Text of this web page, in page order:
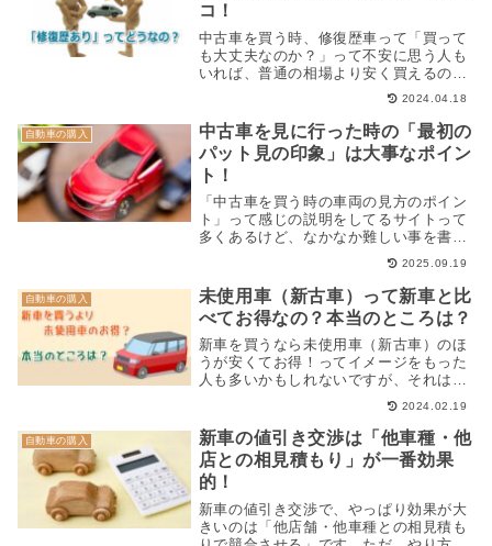
コ！
中古車を買う時、修復歴車って「買って
も大丈夫なのか？」って不安に思う人も
いれば、普通の相場より安く買えるので
「お得やん！」って考えの人もいま...
2024.04.18
自動車の購入
中古車を見に行った時の「最初の
パット見の印象」は大事なポイン
ト！
「中古車を買う時の車両の見方のポイン
ト」って感じの説明をしてるサイトって
多くあるけど、なかなか難しい事を書い
てあったりしますよね。正直、車屋...
2025.09.19
自動車の購入
未使用車（新古車）って新車と比
べてお得なの？本当のところは？
新車を買うなら未使用車（新古車）のほ
うが安くてお得！ってイメージをもった
人も多いかもしれないですが、それはひ
と昔前の話で今では「本当に未使用...
2024.02.19
自動車の購入
新車の値引き交渉は「他車種・他
店との相見積もり」が一番効果
的！
新車の値引き交渉で、やっぱり効果が大
きいのは「他店舗・他車種との相見積も